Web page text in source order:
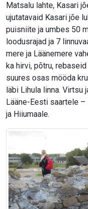
Matsalu lahte, Kasari
ujutatavaid Kasari jõe
puisniite ja umbes 50
loodusrajad ja 7
mere ja Läänemere
ka hirvi, põtru,
suures osas mööda
läbi Lihula linna. Virtsu
Lääne-Eesti saartele
ja Hiiumaale.